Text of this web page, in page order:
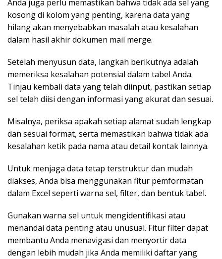
Anda juga perlu memastikan bahwa tidak ada sel yang
kosong di kolom yang penting, karena data yang
hilang akan menyebabkan masalah atau kesalahan
dalam hasil akhir dokumen mail merge.
Setelah menyusun data, langkah berikutnya adalah
memeriksa kesalahan potensial dalam tabel Anda.
Tinjau kembali data yang telah diinput, pastikan setiap
sel telah diisi dengan informasi yang akurat dan sesuai.
Misalnya, periksa apakah setiap alamat sudah lengkap
dan sesuai format, serta memastikan bahwa tidak ada
kesalahan ketik pada nama atau detail kontak lainnya.
Untuk menjaga data tetap terstruktur dan mudah
diakses, Anda bisa menggunakan fitur pemformatan
dalam Excel seperti warna sel, filter, dan bentuk tabel.
Gunakan warna sel untuk mengidentifikasi atau
menandai data penting atau unusual. Fitur filter dapat
membantu Anda menavigasi dan menyortir data
dengan lebih mudah jika Anda memiliki daftar yang